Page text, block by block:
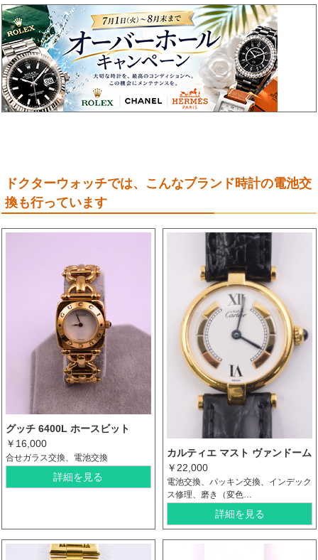
ドクターウォッチでは、こんなブランド時計の電池交
換も行っています
グッチ 6400L ホースビット
￥16,000
合せガラス交換、電池交換
詳細を見る
カルティエ マスト ヴァンドーム
￥22,000
電池交換、パッキン交換、インデック
ス修理、磨き（変色…
詳細を見る